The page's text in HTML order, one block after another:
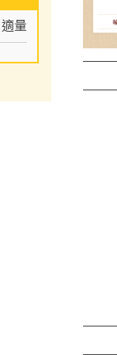
適量